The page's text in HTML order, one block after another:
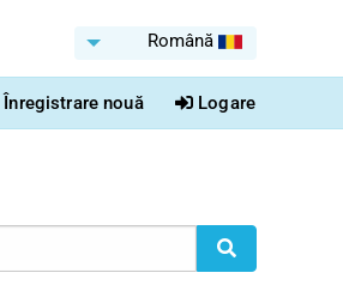
Română
Înregistrare nouă Logare